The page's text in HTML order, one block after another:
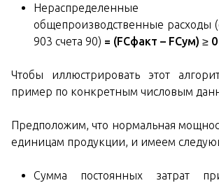
Нераспределенные
общепроизводственные расходы
903 счета 90) = (FCфакт – FCум) ≥ 0
Чтобы иллюстрировать этот
пример по конкретным числовым
Предположим, что нормальная
единицам продукции, и имеем
Сумма постоянных затрат